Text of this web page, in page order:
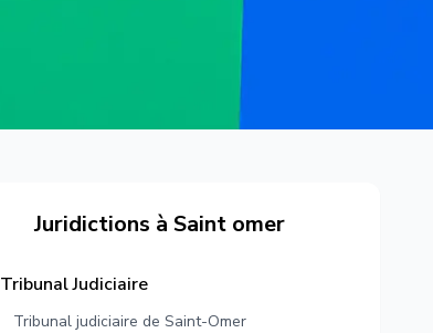
Juridictions à Saint omer
Tribunal Judiciaire
Tribunal judiciaire de Saint-Omer